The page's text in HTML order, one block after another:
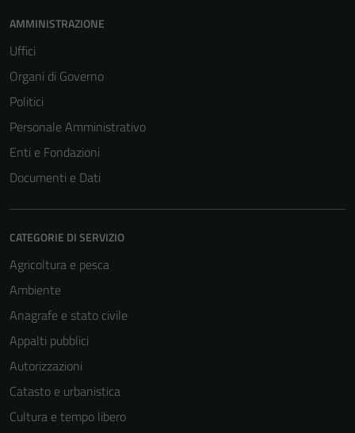
AMMINISTRAZIONE
Uffici
Organi di Governo
Politici
Personale Amministrativo
Enti e Fondazioni
Documenti e Dati
CATEGORIE DI SERVIZIO
Agricoltura e pesca
Ambiente
Anagrafe e stato civile
Appalti pubblici
Autorizzazioni
Catasto e urbanistica
Cultura e tempo libero